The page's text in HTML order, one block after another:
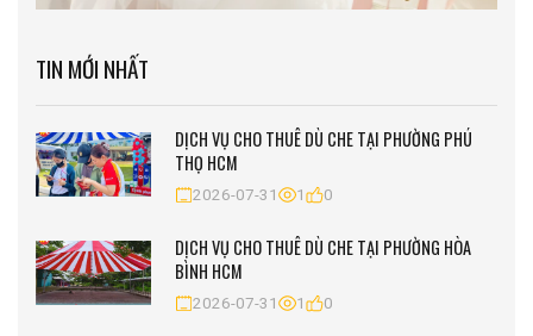
TIN MỚI NHẤT
DỊCH VỤ CHO THUÊ DÙ CHE TẠI PHƯỜNG PHÚ
THỌ HCM
2026-07-31 1 0
DỊCH VỤ CHO THUÊ DÙ CHE TẠI PHƯỜNG HÒA
BÌNH HCM
2026-07-31 1 0